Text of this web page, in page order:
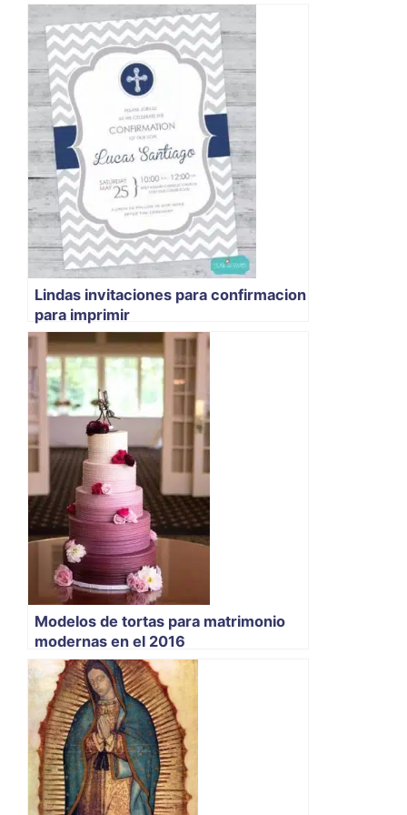
Lindas invitaciones para confirmacion
para imprimir
Modelos de tortas para matrimonio
modernas en el 2016